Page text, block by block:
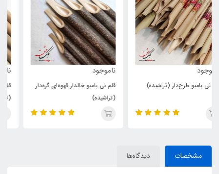
ناموجود
قلم نی بامبو خالدار قهوه‌ای گره‌دار
ناموجود
قلم بامبوی درشت سبز و زرد
(تراشیده)
مشخصات دیدگاه‌ها